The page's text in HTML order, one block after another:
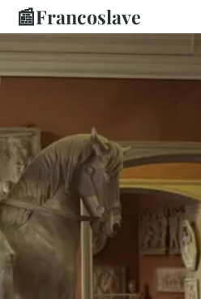
📰Francoslave